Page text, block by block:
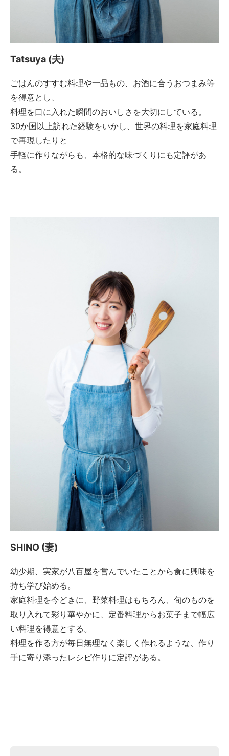
Tatsuya (夫)
ごはんのすすむ料理や一品もの、お酒に合うおつまみ等
を得意とし、
料理を口に入れた瞬間のおいしさを大切にしている。
30か国以上訪れた経験をいかし、世界の料理を家庭料理
で再現したりと
手軽に作りながらも、本格的な味づくりにも定評があ
る。
SHINO (妻)
幼少期、実家が八百屋を営んでいたことから食に興味を
持ち学び始める。
家庭料理を今どきに、野菜料理はもちろん、旬のものを
取り入れて彩り華やかに、定番料理からお菓子まで幅広
い料理を得意とする。
料理を作る方が毎日無理なく楽しく作れるような、作り
手に寄り添ったレシピ作りに定評がある。